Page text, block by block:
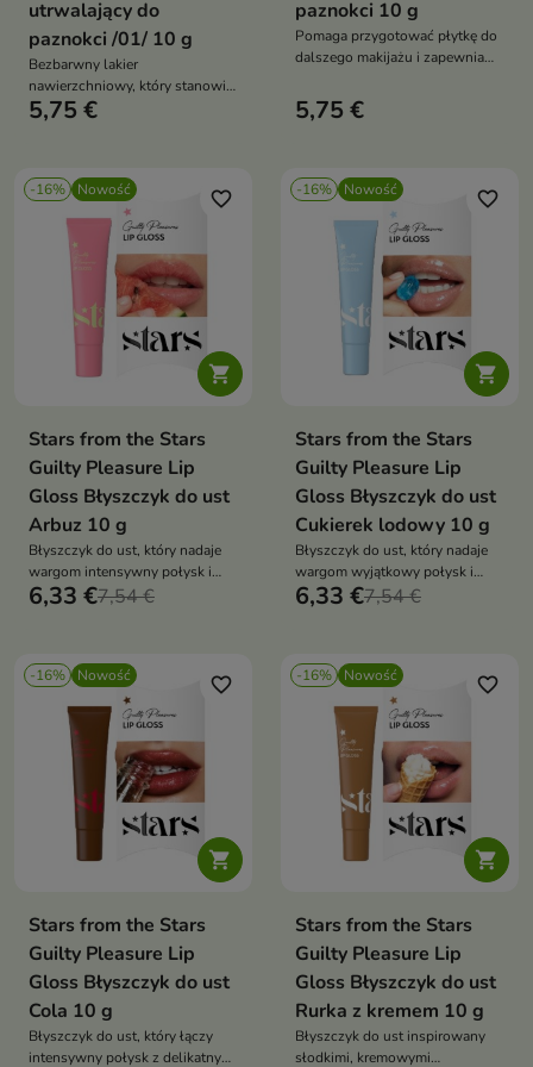
utrwalający do
paznokci /01/ 10 g
Bezbarwny lakier
nawierzchniowy, który stanowi
idealne wykończenie
5,75 €
paznokci 10 g
Pomaga przygotować płytkę do
dalszego makijażu i zapewnia
wykończenie
5,75 €
-16% Nowość

favorite_border
Stars from the Stars
Guilty Pleasure Lip
Gloss Błyszczyk do ust
Arbuz 10 g
Błyszczyk do ust, który nadaje
wargom intensywny połysk i
świeży, soczysty odcień
6,33 €7,54 €
-16% Nowość

favorite_border
Stars from the Stars
Guilty Pleasure Lip
Gloss Błyszczyk do ust
Cukierek lodowy 10 g
Błyszczyk do ust, który nadaje
wargom wyjątkowy połysk i
delikatny, świeży odcień
6,33 €7,54 €
-16% Nowość

favorite_border
Stars from the Stars
Guilty Pleasure Lip
Gloss Błyszczyk do ust
Cola 10 g
Błyszczyk do ust, który łączy
intensywny połysk z delikatnym,
-16% Nowość

favorite_border
Stars from the Stars
Guilty Pleasure Lip
Gloss Błyszczyk do ust
Rurka z kremem 10 g
Błyszczyk do ust inspirowany
słodkimi, kremowymi